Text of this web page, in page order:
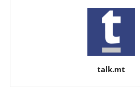
talk.mt